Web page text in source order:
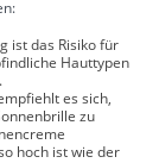
ist das Risiko für
Hauttypen
es sich,
zu
hoch ist wie der